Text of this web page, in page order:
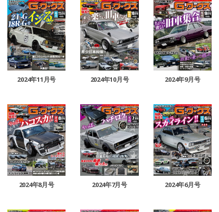
2024年11月号 2024年10月号 2024年9月号
2024年8月号 2024年7月号 2024年6月号